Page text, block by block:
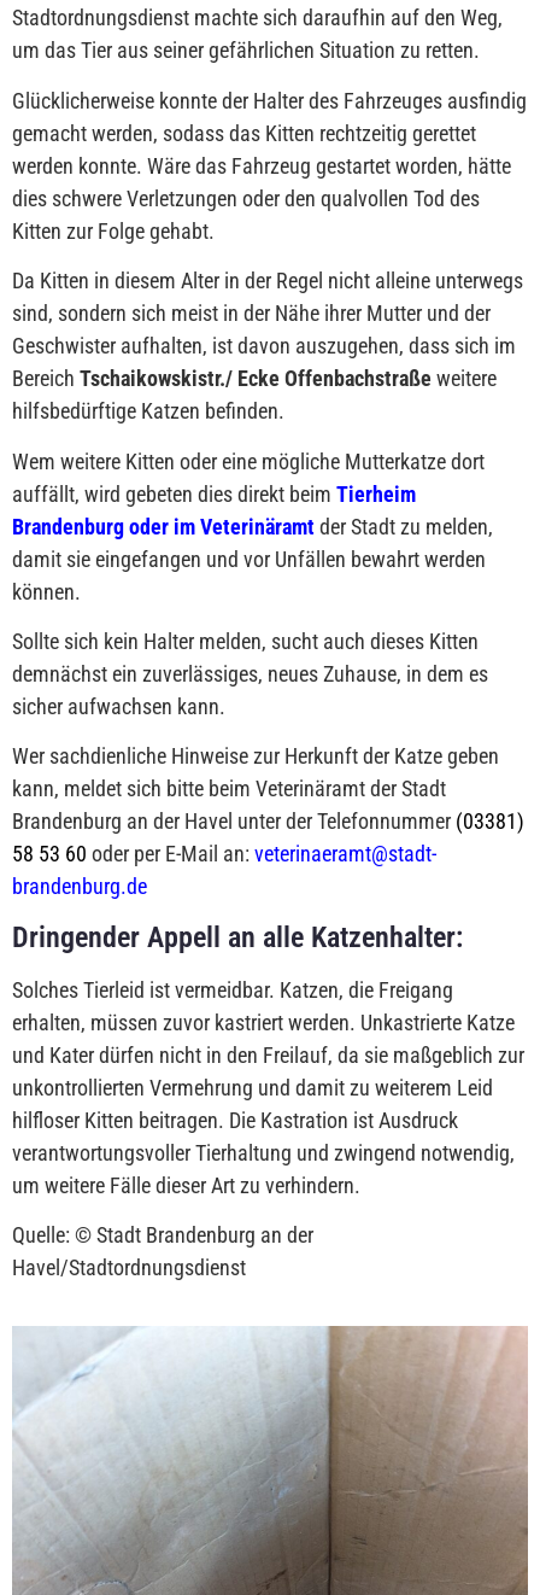
Stadtordnungsdienst machte sich daraufhin auf den Weg,
um das Tier aus seiner gefährlichen Situation zu retten.
Glücklicherweise konnte der Halter des Fahrzeuges ausfindig
gemacht werden, sodass das Kitten rechtzeitig gerettet
werden konnte. Wäre das Fahrzeug gestartet worden, hätte
dies schwere Verletzungen oder den qualvollen Tod des
Kitten zur Folge gehabt.
Da Kitten in diesem Alter in der Regel nicht alleine unterwegs
sind, sondern sich meist in der Nähe ihrer Mutter und der
Geschwister aufhalten, ist davon auszugehen, dass sich im
Bereich Tschaikowskistr./ Ecke Offenbachstraße weitere
hilfsbedürftige Katzen befinden.
Wem weitere Kitten oder eine mögliche Mutterkatze dort
auffällt, wird gebeten dies direkt beim Tierheim
Brandenburgoder imVeterinäramtder Stadt zu melden,
damit sie eingefangen und vor Unfällen bewahrt werden
können.
Sollte sich kein Halter melden, sucht auch dieses Kitten
demnächst ein zuverlässiges, neues Zuhause, in dem es
sicher aufwachsen kann.
Wer sachdienliche Hinweise zur Herkunft der Katze geben
kann, meldet sich bitte beim Veterinäramt der Stadt
Brandenburg an der Havel unter der Telefonnummer (03381)
58 53 60 oder per E-Mail an: veterinaeramt@stadt-
brandenburg.de
Dringender Appell an alle Katzenhalter:
Solches Tierleid ist vermeidbar. Katzen, die Freigang
erhalten, müssen zuvor kastriert werden. Unkastrierte Katze
und Kater dürfen nicht in den Freilauf, da sie maßgeblich zur
unkontrollierten Vermehrung und damit zu weiterem Leid
hilfloser Kitten beitragen. Die Kastration ist Ausdruck
verantwortungsvoller Tierhaltung und zwingend notwendig,
um weitere Fälle dieser Art zu verhindern.
Quelle: © Stadt Brandenburg an der
Havel/Stadtordnungsdienst